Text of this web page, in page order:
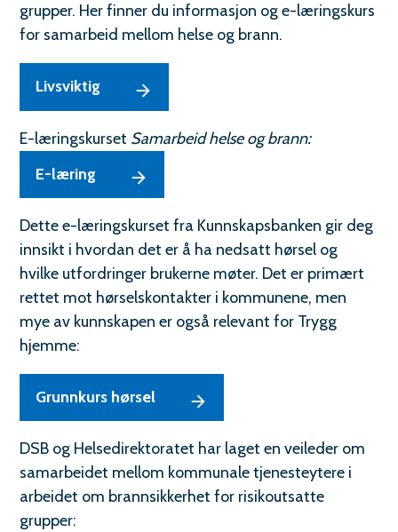
a
l
b
r
a
n
n
o
g
r
e
d
n
i
n
grupper. Her finner du informasjon og e-læringskurs
for samarbeid mellom helse og brann.
Livsviktig
E-læringskurset Samarbeid helse og brann:
E-læring
Dette e-læringskurset fra Kunnskapsbanken gir deg
innsikt i hvordan det er å ha nedsatt hørsel og
hvilke utfordringer brukerne møter. Det er primært
rettet mot hørselskontakter i kommunene, men
mye av kunnskapen er også relevant for Trygg
hjemme:
Grunnkurs hørsel
DSB og Helsedirektoratet har laget en veileder om
samarbeidet mellom kommunale tjenesteytere i
arbeidet om brannsikkerhet for risikoutsatte
grupper: